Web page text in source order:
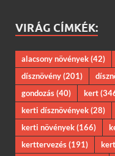
VIRÁG CÍMKÉK:
alacsony növények(42)
dísznövény(201)
gondozás(40) kert
kerti dísznövények(28)
kerti növények(166)
kerttervezés(191)